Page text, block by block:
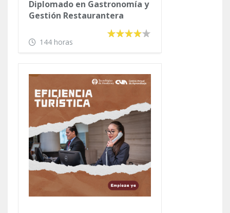
Diplomado en Gastronomía y
Gestión Restaurantera
144 horas